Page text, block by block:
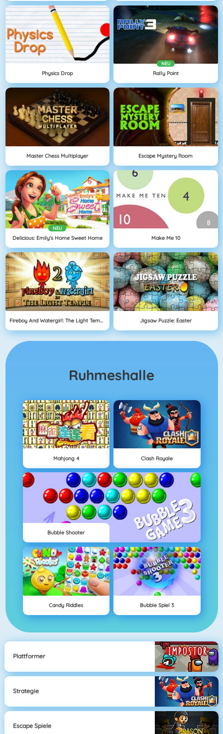
Physics Drop
NEU
Rally Point
Master Chess Multiplayer Escape Mystery Room
NEU
Delicious: Emily's Home Sweet Home Make Me 10
Fireboy And Watergirl: The Light Temple Jigsaw Puzzle: Easter
Ruhmeshalle
Mahjong 4 Clash Royale
Bubble Shooter
Candy Riddles Bubble Spiel 3
Plattformer
Strategie
Escape Spiele